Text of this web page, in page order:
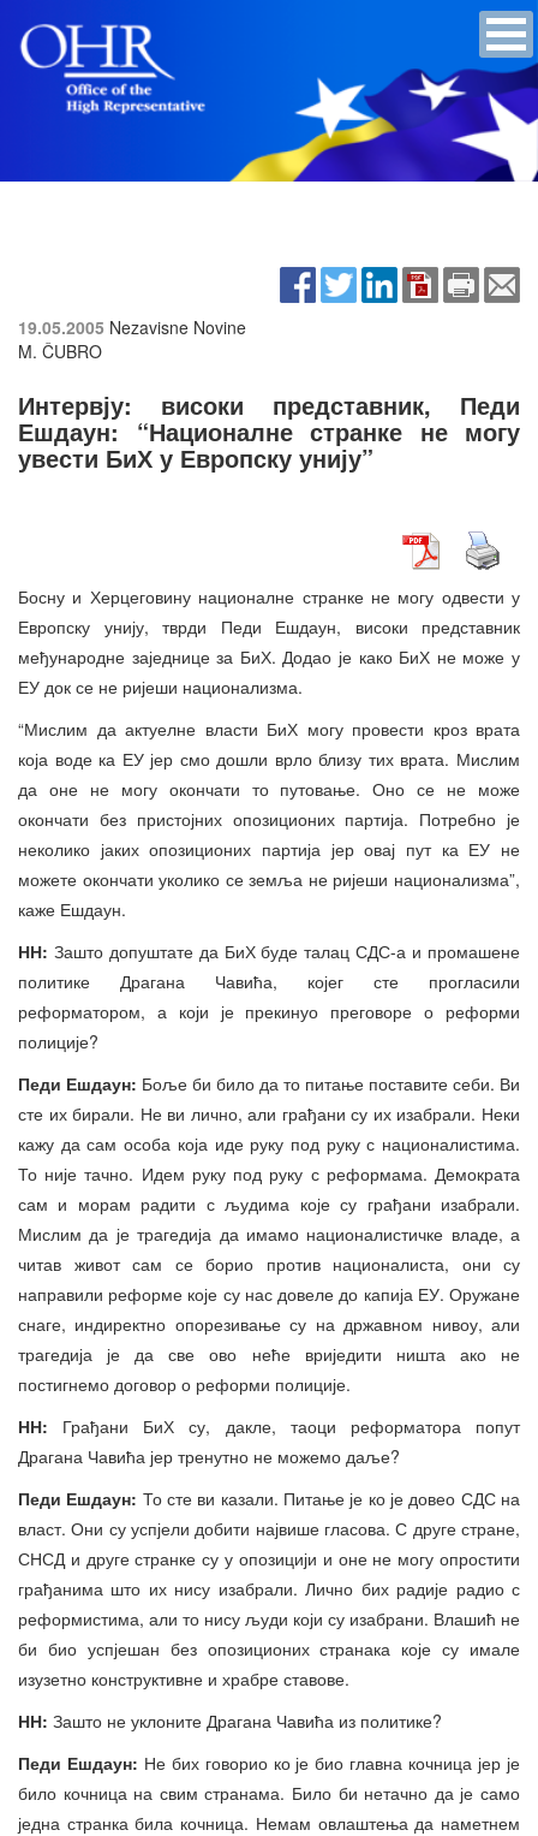
19.05.2005 Nezavisne Novine
M. ČUBRO
Интервју: високи представник, Педи
Ешдаун: “Националне странке не могу
увести БиХ у Европску унију”
Босну и Херцеговину националне странке не могу одвести у
Европску унију, тврди Педи Ешдаун, високи представник
међународне заједнице за БиХ. Додао је како БиХ не може у
ЕУ док се не ријеши национализма.
“Мислим да актуелне власти БиХ могу провести кроз врата
која воде ка ЕУ јер смо дошли врло близу тих врата. Мислим
да оне не могу окончати то путовање. Оно се не може
окончати без пристојних опозиционих партија. Потребно је
неколико јаких опозиционих партија јер овај пут ка ЕУ не
можете окончати уколико се земља не ријеши национализма”,
каже Ешдаун.
НН: Зашто допуштате да БиХ буде талац СДС-а и промашене
политике Драгана Чавића, којег сте прогласили
реформатором, а који је прекинуо преговоре о реформи
полиције?
Педи Ешдаун: Боље би било да то питање поставите себи. Ви
сте их бирали. Не ви лично, али грађани су их изабрали. Неки
кажу да сам особа која иде руку под руку с националистима.
То није тачно. Идем руку под руку с реформама. Демократа
сам и морам радити с људима које су грађани изабрали.
Мислим да је трагедија да имамо националистичке владе, а
читав живот сам се борио против националиста, они су
направили реформе које су нас довеле до капија ЕУ. Оружане
снаге, индиректно опорезивање су на државном нивоу, али
трагедија је да све ово неће вриједити ништа ако не
постигнемо договор о реформи полиције.
НН: Грађани БиХ су, дакле, таоци реформатора попут
Драгана Чавића јер тренутно не можемо даље?
Педи Ешдаун: То сте ви казали. Питање је ко је довео СДС на
власт. Они су успјели добити највише гласова. С друге стране,
СНСД и друге странке су у опозицији и оне не могу опростити
грађанима што их нису изабрали. Лично бих радије радио с
реформистима, али то нису људи који су изабрани. Влашић не
би био успјешан без опозиционих странака које су имале
изузетно конструктивне и храбре ставове.
НН: Зашто не уклоните Драгана Чавића из политике?
Педи Ешдаун: Не бих говорио ко је био главна кочница јер је
било кочница на свим странама. Било би нетачно да је само
једна странка била кочница. Немам овлаштења да наметнем